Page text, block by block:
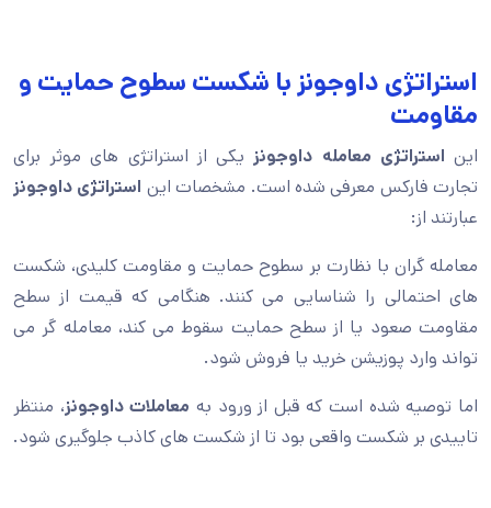
استراتژی داوجونز با شکست سطوح حمایت و
مقاومت
این استراتژی معامله داوجونزیکی از استراتژی های موثر برای
تجارت فارکس معرفی شده است. مشخصات این استراتژی داوجونز
عبارتند از:
معامله گران با نظارت بر سطوح حمایت و مقاومت کلیدی، شکست
های احتمالی را شناسایی می کنند. هنگامی که قیمت از سطح
مقاومت صعود یا از سطح حمایت سقوط می کند، معامله گر می
تواند وارد پوزیشن خرید یا فروش شود.
اما توصیه شده است که قبل از ورود به معاملات داوجونز، منتظر
تاییدی بر شکست واقعی بود تا از شکست های کاذب جلوگیری شود.